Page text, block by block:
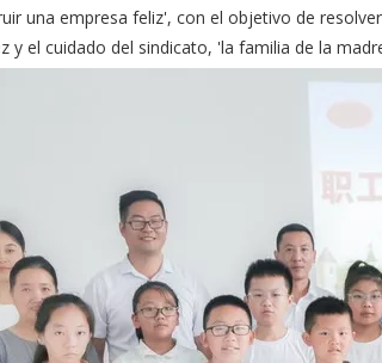
una empresa feliz', con el objetivo de
y el cuidado del sindicato, 'la familia de la